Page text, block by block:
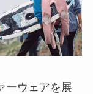
ーウェアを展